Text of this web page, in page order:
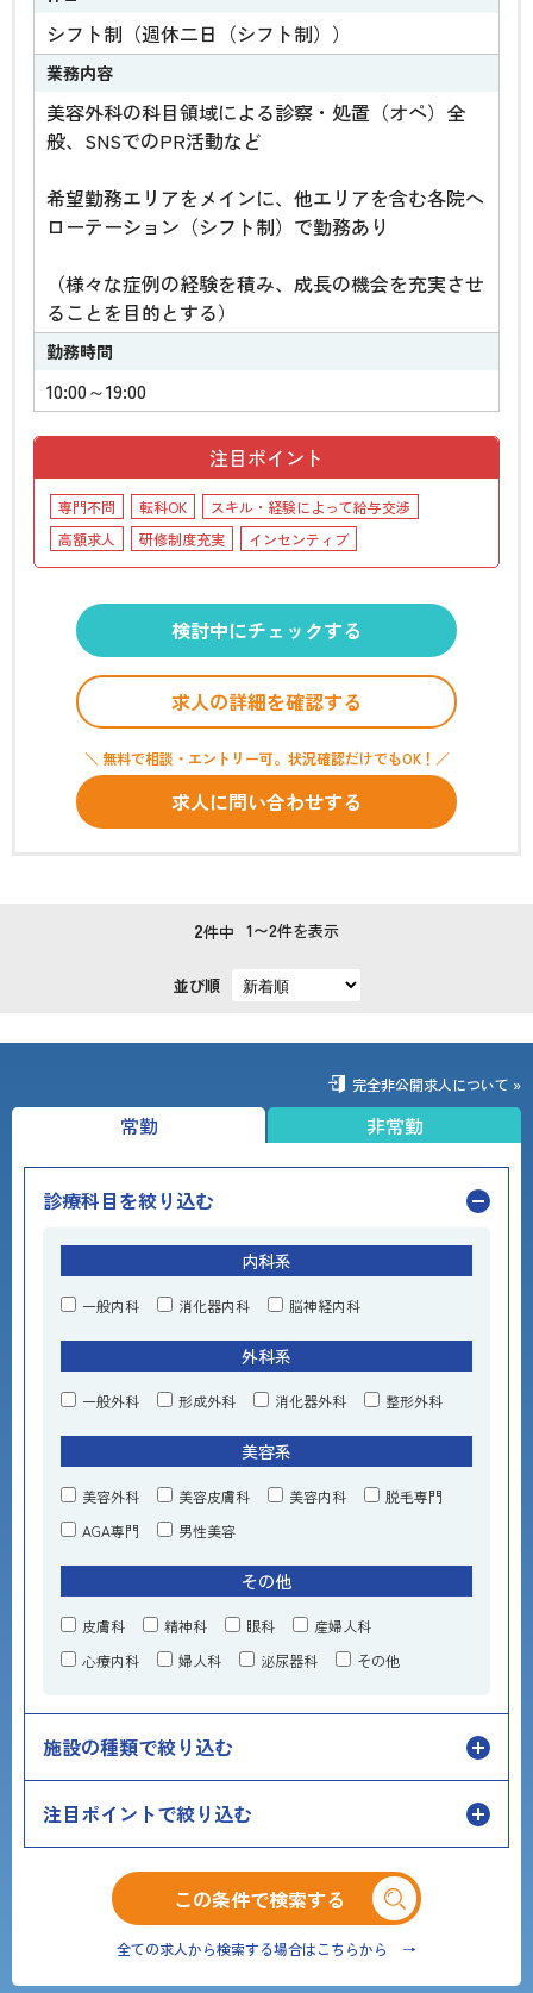
シフト制（週休二日（シフト制））
業務内容
美容外科の科目領域による診察・処置（オペ）全
般、SNSでのPR活動など
希望勤務エリアをメインに、他エリアを含む各院へ
ローテーション（シフト制）で勤務あり
（様々な症例の経験を積み、成長の機会を充実させ
ることを目的とする）
勤務時間
10:00～19:00
注目ポイント
専門不問 転科OK
スキル・経験によって給与交渉
高額求人
研修制度充実 インセンティブ
検討中にチェックする
求人の詳細を確認する
＼ 無料で相談・エントリー可。状況確認だけでもOK！／
求人に問い合わせする
2件中 1〜2件を表示
並び順
常勤 非常勤
完全非公開求人について »
診療科目を絞り込む
内科系
一般内科 消化器内科 脳神経内科
外科系
一般外科 形成外科 消化器外科 整形外科
美容系
美容外科 美容皮膚科 美容内科
脱毛専門
AGA専門
男性美容
その他
皮膚科 精神科 眼科
産婦人科
心療内科
婦人科 泌尿器科 その他
施設の種類で絞り込む
注目ポイントで絞り込む
この条件で検索する
全ての求人から検索する場合はこちらから →